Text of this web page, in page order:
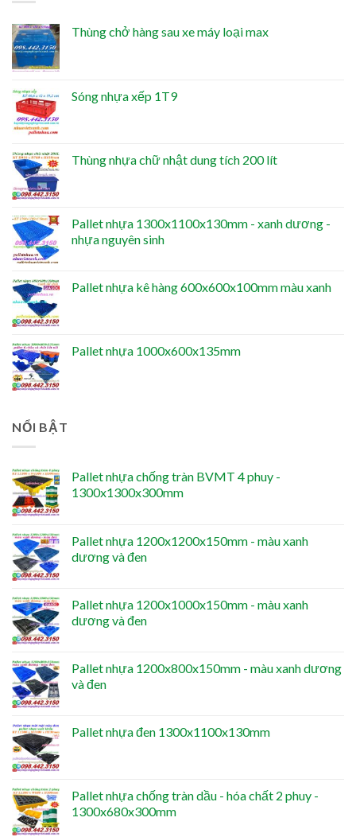
Thùng chở hàng sau xe máy loại max
Sóng nhựa xếp 1T9
Thùng nhựa chữ nhật dung tích 200 lít
Pallet nhựa 1300x1100x130mm - xanh dương -
nhựa nguyên sinh
Pallet nhựa kê hàng 600x600x100mm màu xanh
Pallet nhựa 1000x600x135mm
NỔI BẬT
Pallet nhựa chống tràn BVMT 4 phuy -
1300x1300x300mm
Pallet nhựa 1200x1200x150mm - màu xanh
dương và đen
Pallet nhựa 1200x1000x150mm - màu xanh
dương và đen
Pallet nhựa 1200x800x150mm - màu xanh dương
và đen
Pallet nhựa đen 1300x1100x130mm
Pallet nhựa chống tràn dầu - hóa chất 2 phuy -
1300x680x300mm